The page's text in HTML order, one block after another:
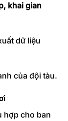
khai gian
dữ liệu
của đội tàu.
hợp cho ban